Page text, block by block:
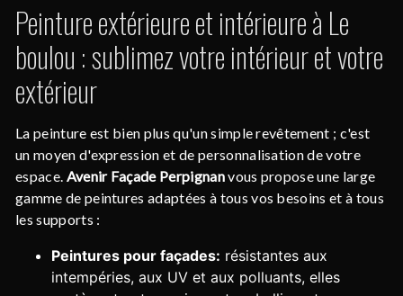
Peinture extérieure et intérieure à Le
boulou : sublimez votre intérieur et votre
extérieur
La peinture est bien plus qu'un simple revêtement ; c'est
un moyen d'expression et de personnalisation de votre
espace. Avenir Façade Perpignanvous propose une large
gamme de peintures adaptées à tous vos besoins et à tous
les supports :
Peintures pour façades: résistantes aux
intempéries, aux UV et aux polluants, elles